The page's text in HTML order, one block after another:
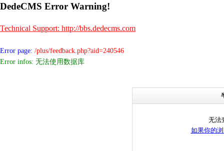
DedeCMS Error Warning!
Technical Support: http://bbs.dedecms.com
Error page: /plus/feedback.php?aid=240546
Error infos: 无法使用数据库
无法
如果你的